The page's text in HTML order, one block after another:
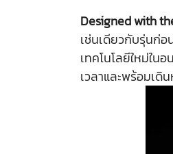
Designed with
เช่นเดียวกับรุ่นก่
เทคโนโลยีใหม่ใ
เวลาและพร้อมเ